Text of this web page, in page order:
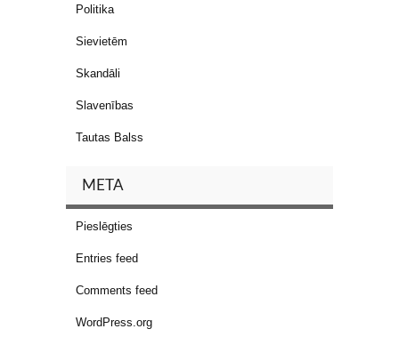
Politika
Sievietēm
Skandāli
Slavenības
Tautas Balss
META
Pieslēgties
Entries feed
Comments feed
WordPress.org